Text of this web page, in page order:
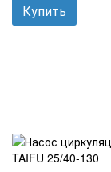
Купить